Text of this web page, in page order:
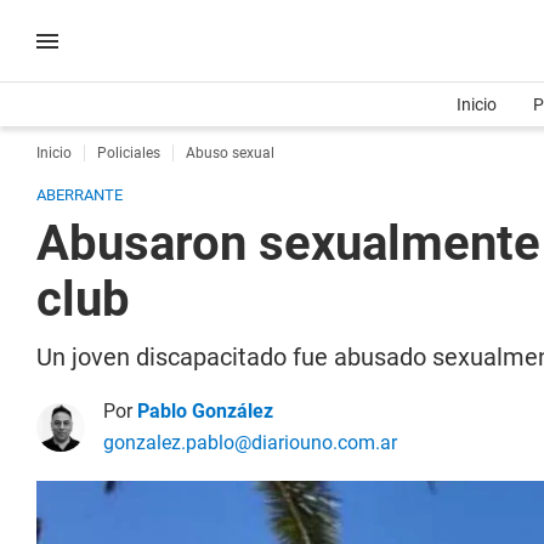
Inicio
Inicio Policiales Abuso sexual
ABERRANTE
Abusaron
club
Un joven discapacitado fue abusado
Por Pablo González
gonzalez.pablo@diariouno.com.ar